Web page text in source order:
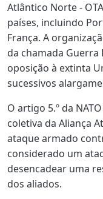
Atlântico Norte -
países, incluindo
França. A
da chamada Guerra
oposição à extinta
sucessivos
O artigo 5.º da
coletiva da Aliança
ataque armado
considerado um
desencadear uma
dos aliados.